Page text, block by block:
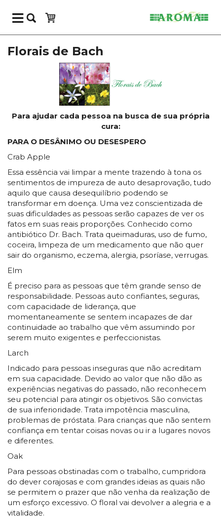
Florais de Bach
Para ajudar cada pessoa na busca de sua própria
cura:
PARA O DESÂNIMO OU DESESPERO
Crab Apple
Essa essência vai limpar a mente trazendo à tona os
sentimentos de impureza de auto desaprovação, tudo
aquilo que causa desequilíbrio podendo se
transformar em doença. Uma vez conscientizada de
suas dificuldades as pessoas serão capazes de ver os
fatos em suas reais proporções. Conhecido como
antibiótico Dr. Bach. Trata queimaduras, uso de fumo,
coceira, limpeza de um medicamento que não quer
sair do organismo, eczema, alergia, psoríase, verrugas.
Elm
É preciso para as pessoas que têm grande senso de
responsabilidade. Pessoas auto confiantes, seguras,
com capacidade de liderança, que
momentaneamente se sentem incapazes de dar
continuidade ao trabalho que vêm assumindo por
serem muito exigentes e perfeccionistas.
Larch
Indicado para pessoas inseguras que não acreditam
em sua capacidade. Devido ao valor que não dão as
experiências negativas do passado, não reconhecem
seu potencial para atingir os objetivos. São convictas
de sua inferioridade. Trata impotência masculina,
problemas de próstata. Para crianças que não sentem
confiança em tentar coisas novas ou ir a lugares novos
e diferentes.
Oak
Para pessoas obstinadas com o trabalho, cumpridora
do dever corajosas e com grandes ideias as quais não
se permitem o prazer que não venha da realização de
um esforço excessivo. O floral vai devolver a alegria e a
vitalidade.